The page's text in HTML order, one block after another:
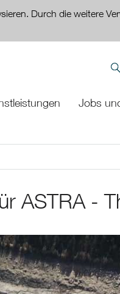
Durch die weitere
Jobs
ASTRA -